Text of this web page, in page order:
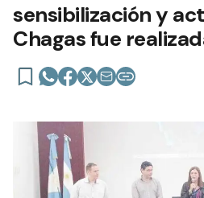
sensibilización y
Chagas fue